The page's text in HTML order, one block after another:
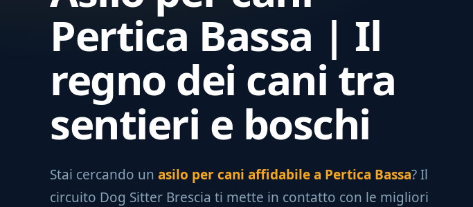
Pertica Bassa | Il
regno dei cani tra
sentieri e boschi
Stai cercando un asilo per cani affidabile a Pertica Bassa? Il
circuito Dog Sitter Brescia ti mette in contatto con le migliori